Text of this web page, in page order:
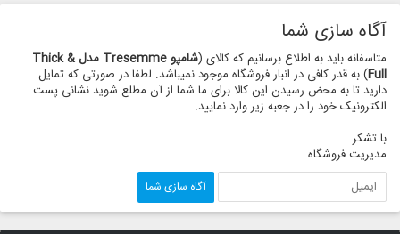
آگاه سازی شما
متاسفانه باید به اطلاع برسانیم که کالای (
شامپو Tresemme مدل Thick &
Full) به قدر کافی در انبار فروشگاه موجود نمیباشد. لطفا در صورتی که تمایل
دارید تا به محض رسیدن این کالا برای ما شما از آن مطلع شوید نشانی پست
الکترونیک خود را در جعبه زیر وارد نمایید.
با تشکر
مدیریت فروشگاه